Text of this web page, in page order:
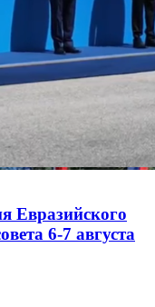
Евразийского
6-7 августа